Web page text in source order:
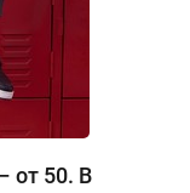
от 50. В